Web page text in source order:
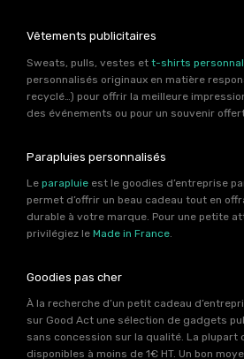
Vêtements publicitaires
Sweats, pulls, vestes et t-shirts
personnalisés originaux en matière
recyclé…) pour offrir la meilleure
des événements ou pour un souvenir
Parapluies personnalisés
Le parapluie est le goodies d’entreprise
permet d’offrir un beau cadeau tout en
durable à votre marque. Pour une petite
privilégiez le Made in France.
Goodies pas cher
À la recherche d’un petit cadeau
sur Good Act une sélection de gadgets
sans concession sur la qualité. La plupart
disponibles à moins de 1€ HT. Un bon